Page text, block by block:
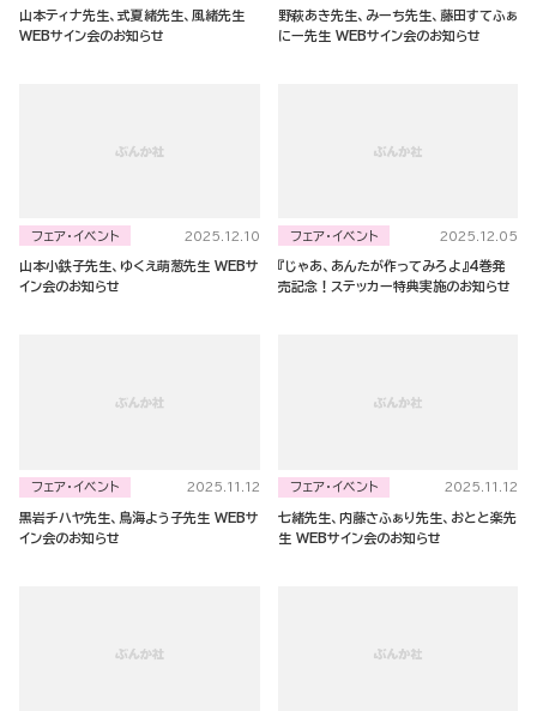
山本ティナ先生、式夏緒先生、風緒先生
WEBサイン会のお知らせ
野萩あき先生、みーち先生、藤田すてふぁ
にー先生 WEBサイン会のお知らせ
フェア・イベント 2025.12.10
山本小鉄子先生、ゆくえ萌葱先生 WEBサ
イン会のお知らせ
フェア・イベント 2025.12.05
『じゃあ、あんたが作ってみろよ』4巻発
売記念！ステッカー特典実施のお知らせ
フェア・イベント 2025.11.12
黒岩チハヤ先生、鳥海よう子先生 WEBサ
イン会のお知らせ
フェア・イベント 2025.11.12
七緒先生、内藤さふぁり先生、おとと楽先
生 WEBサイン会のお知らせ